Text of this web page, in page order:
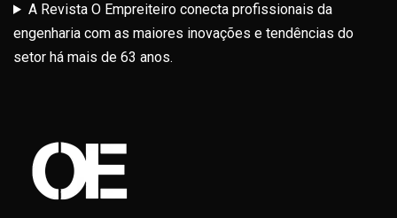
A Revista O Empreiteiro conecta profissionais da
engenharia com as maiores inovações e tendências do
setor há mais de 63 anos.